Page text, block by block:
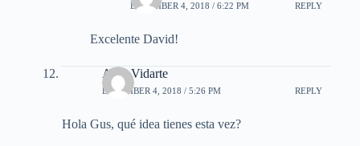
DECEMBER 4, 2018 / 6:22 PM REPLY
Excelente David!
Aldo Vidarte
DECEMBER 4, 2018 / 5:26 PM REPLY
Hola Gus, qué idea tienes esta vez?